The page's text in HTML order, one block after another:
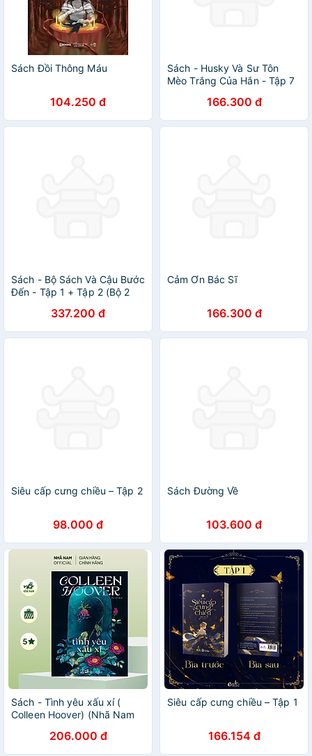
Sách Đồi Thông Máu
104.250 đ
Sách - Husky Và Sư Tôn
Mèo Trắng Của Hắn - Tập 7
166.300 đ
Sách - Bộ Sách Và Cậu Bước
Đến - Tập 1 + Tập 2 (Bộ 2
Kèm 2 Bookmark + 1
Postcard + 1 Standee + 1
Dải Postcard
337.200 đ
Cảm Ơn Bác Sĩ
166.300 đ
Siêu cấp cưng chiều – Tập 2
98.000 đ
Sách Đường Về
103.600 đ
Sách - Tình yêu xấu xí (
Colleen Hoover) (Nhã Nam
206.000 đ
Siêu cấp cưng chiều – Tập 1
166.154 đ